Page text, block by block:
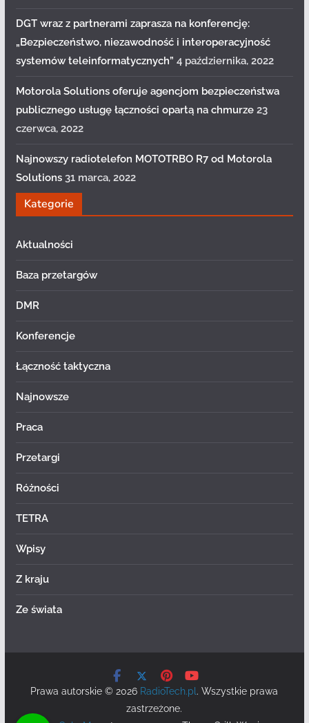
DGT wraz z partnerami zaprasza na konferencję:
„Bezpieczeństwo, niezawodność i interoperacyjność
systemów teleinformatycznych” 4 października, 2022
Motorola Solutions oferuje agencjom bezpieczeństwa
publicznego usługę łączności opartą na chmurze 23
czerwca, 2022
Najnowszy radiotelefon MOTOTRBO R7 od Motorola
Solutions 31 marca, 2022
Kategorie
Aktualności
Baza przetargów
DMR
Konferencje
Łączność taktyczna
Najnowsze
Praca
Przetargi
Różności
TETRA
Wpisy
Z kraju
Ze świata
Prawa autorskie © 2026 RadioTech.pl . Wszystkie prawa
zastrzeżone.